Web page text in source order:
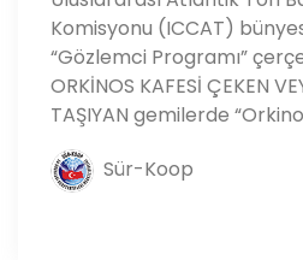
Komisyonu (ICCAT)
“Gözlemci Programı”
ORKİNOS KAFESİ ÇEKEN
TAŞIYAN gemilerde
Sür-Koop